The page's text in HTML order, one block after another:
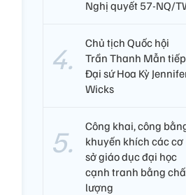
Nghị quyết 57-NQ/
Chủ tịch Quốc hội
Trần Thanh Mẫn tiếp
Đại sứ Hoa Kỳ
Wicks
Công khai, công
khuyến khích các cơ
sở giáo dục đại học
cạnh tranh bằng
lượng​